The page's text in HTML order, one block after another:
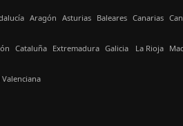
Aragón Asturias Baleares Canarias
Cataluña Extremadura Galicia La Rioja